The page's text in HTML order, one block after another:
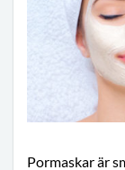
Pormaskar är